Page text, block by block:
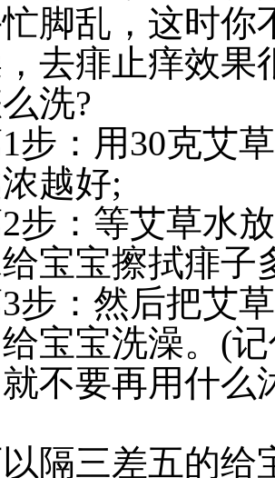
脚乱，这时你
去痱止痒效果
洗?
：用30克艾草
越好;
：等艾草水放
宝宝擦拭痱子
：然后把艾草
宝宝洗澡。(
不要再用什么
三差五的给